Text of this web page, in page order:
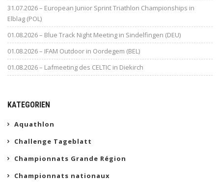
31.07.2026 – European Junior Sprint Triathlon Championships in
Elblag (POL)
01.08.2026 – Blue Track Night Meeting in Sindelfingen (DEU)
01.08.2026 – IFAM Outdoor in Oordegem (BEL)
01.08.2026 – Lafmeeting des CELTIC in Diekirch
KATEGORIEN
Aquathlon
Challenge Tageblatt
Championnats Grande Région
Championnats nationaux